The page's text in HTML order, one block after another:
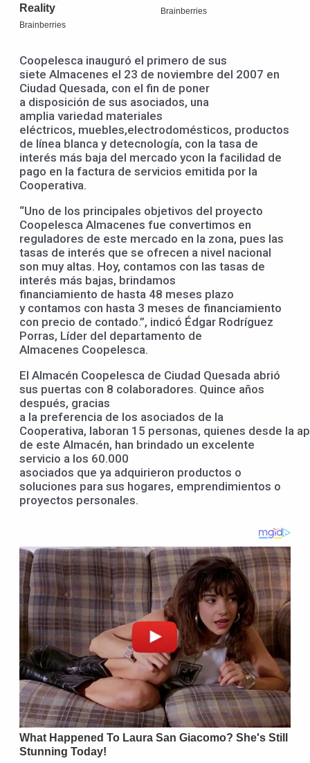
Coopelesca inauguró el primero de sus
siete Almacenes el 23 de noviembre del 2007 en
Ciudad Quesada, con el fin de poner
a disposición de sus asociados, una
amplia variedad materiales
eléctricos, muebles,electrodomésticos, productos
de línea blanca y detecnología, con la tasa de
interés más baja del mercado ycon la facilidad de
pago en la factura de servicios emitida por la
Cooperativa.
“Uno de los principales objetivos del proyecto
Coopelesca Almacenes fue convertimos en
reguladores de este mercado en la zona, pues las
tasas de interés que se ofrecen a nivel nacional
son muy altas. Hoy, contamos con las tasas de
interés más bajas, brindamos
financiamiento de hasta 48 meses plazo
y contamos con hasta 3 meses de financiamiento
con precio de contado.”, indicó Édgar Rodríguez
Porras, Líder del departamento de
Almacenes Coopelesca.
El Almacén Coopelesca de Ciudad Quesada abrió
sus puertas con 8 colaboradores. Quince años
después, gracias
a la preferencia de los asociados de la
Cooperativa, laboran 15 personas, quienes desde la
de este Almacén, han brindado un excelente
servicio a los 60.000
asociados que ya adquirieron productos o
soluciones para sus hogares, emprendimientos o
proyectos personales.